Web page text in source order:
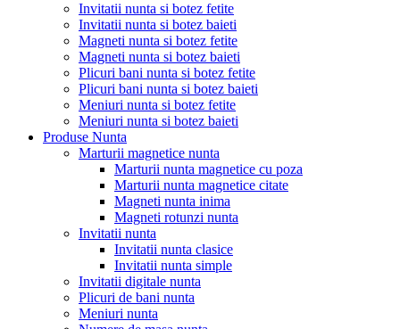
Invitatii nunta si botez fetite
Invitatii nunta si botez baieti
Magneti nunta si botez fetite
Magneti nunta si botez baieti
Plicuri bani nunta si botez fetite
Plicuri bani nunta si botez baieti
Meniuri nunta si botez fetite
Meniuri nunta si botez baieti
Produse Nunta
Marturii magnetice nunta
Marturii nunta magnetice cu poza
Marturii nunta magnetice citate
Magneti nunta inima
Magneti rotunzi nunta
Invitatii nunta
Invitatii nunta clasice
Invitatii nunta simple
Invitatii digitale nunta
Plicuri de bani nunta
Meniuri nunta